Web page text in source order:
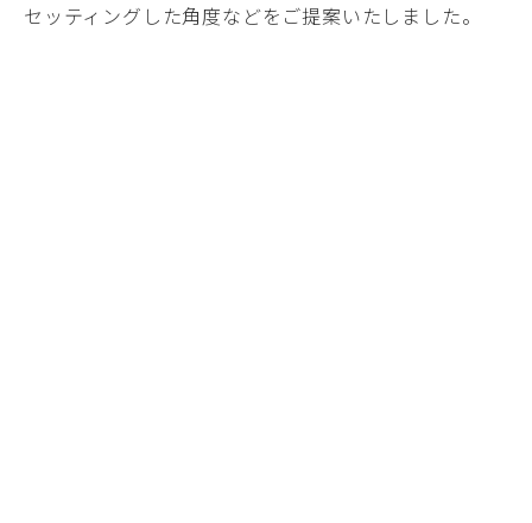
セッティングした角度などをご提案いたしました。